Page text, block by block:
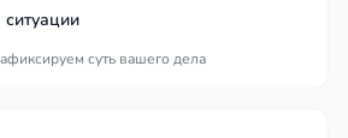
суть вашего дела